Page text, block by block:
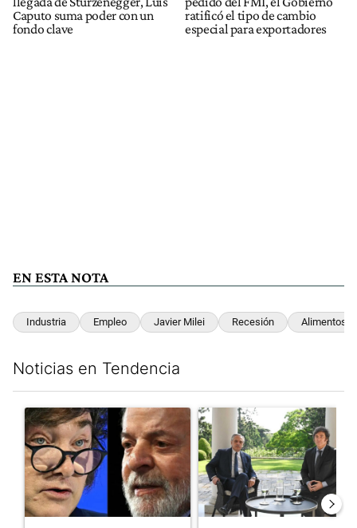
Caputo suma poder con un
fondo clave
ratificó el tipo de cambio
especial para exportadores
EN ESTA NOTA
Industria Empleo Javier Milei Recesión Alimentos
Noticias en Tendencia
Un artículo de tendencia con el título "Tensión Lula-Milei:
Un artículo de tendencia con